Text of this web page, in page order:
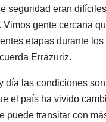
seguridad eran
Vimos gente cercana
etapas durante los
Errázuriz.
día las condiciones son
el país ha vivido
puede transitar con